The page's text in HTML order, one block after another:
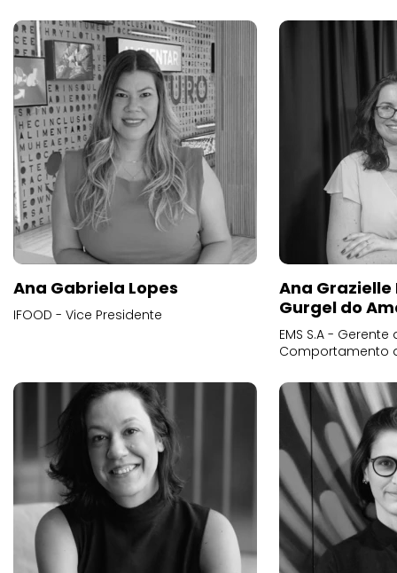
Ana Gabriela Lopes
IFOOD - Vice Presidente
Ana
Gurgel do
EMS S.A -
Comportamento